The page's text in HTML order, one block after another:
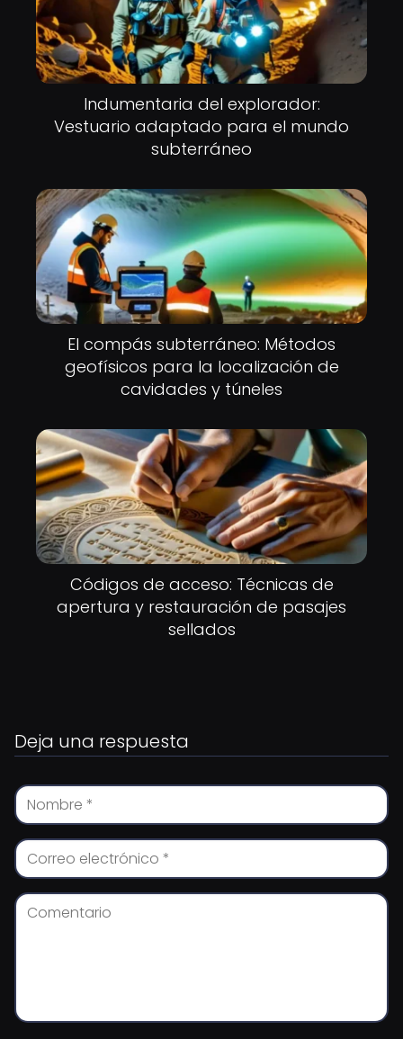
Indumentaria del explorador:
Vestuario adaptado para el mundo
subterráneo
El compás subterráneo: Métodos
geofísicos para la localización de
cavidades y túneles
Códigos de acceso: Técnicas de
apertura y restauración de pasajes
sellados
Deja una respuesta